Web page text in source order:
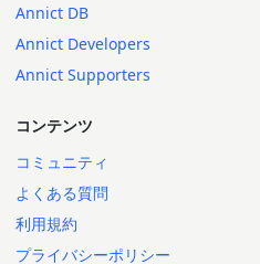
Annict DB
Annict Developers
Annict Supporters
コンテンツ
コミュニティ
よくある質問
利用規約
プライバシーポリシー